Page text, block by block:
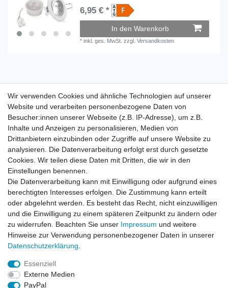
6,95 € *
In den Warenkorb
*inkl. ges. MwSt. zzgl.Versandkosten
Wir verwenden Cookies und ähnliche Technologien auf unserer
Website und verarbeiten personenbezogene Daten von
Besucher:innen unserer Webseite (z.B. IP-Adresse), um z.B.
Inhalte und Anzeigen zu personalisieren, Medien von
Drittanbietern einzubinden oder Zugriffe auf unsere Website zu
analysieren. Die Datenverarbeitung erfolgt erst durch gesetzte
Cookies. Wir teilen diese Daten mit Dritten, die wir in den
Einstellungen benennen.
Die Datenverarbeitung kann mit Einwilligung oder aufgrund eines
berechtigten Interesses erfolgen. Die Zustimmung kann erteilt
oder abgelehnt werden. Es besteht das Recht, nicht einzuwilligen
und die Einwilligung zu einem späteren Zeitpunkt zu ändern oder
zu widerrufen. Beachten Sie unser Impressum und weitere
Hinweise zur Verwendung personenbezogener Daten in unserer
Daten­schutz­erklärung
Essenziell
Externe Medien
PayPal
Impressum Daten­schutz­erklärung AGB
Barrierefreiheitserklärung
Vertrag widerrufen Kontakt
Wir verwenden Cookies und ähnliche Technologien auf unserer
Website und verarbeiten personenbezogene Daten von
Besucher:innen unserer Webseite (z.B. IP-Adresse), um z.B.
Inhalte und Anzeigen zu personalisieren, Medien von
Drittanbietern einzubinden oder Zugriffe auf unsere Website zu
analysieren. Die Datenverarbeitung erfolgt erst durch gesetzte
Cookies. Wir teilen diese Daten mit Dritten, die wir in den
Einstellungen benennen.
Die Datenverarbeitung kann mit Einwilligung oder aufgrund eines
berechtigten Interesses erfolgen. Die Zustimmung kann erteilt
oder abgelehnt werden. Es besteht das Recht, nicht einzuwilligen
und die Einwilligung zu einem späteren Zeitpunkt zu ändern oder
zu widerrufen. Beachten Sie unser Impressum und weitere
Hinweise zur Verwendung personenbezogener Daten in unserer
Daten­schutz­erklärung
Essenziell
Externe Medien
PayPal
Impressum
Barrierefreiheitserklärung